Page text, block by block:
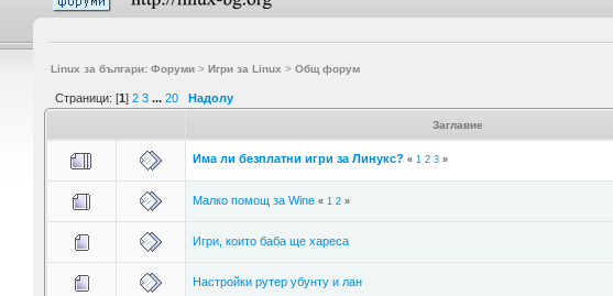
Linux за българи: Форуми> Игри за Linux > Общ форум
Страници: [1] 2 3 ... 20 Надолу
Заглавие
Има ли безплатни игри за Линукс? « 1 2 3»
Малко помощ за Wine « 1 2»
Игри, които баба ще хареса
Настройки рутер убунту и лан